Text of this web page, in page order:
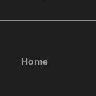
Home